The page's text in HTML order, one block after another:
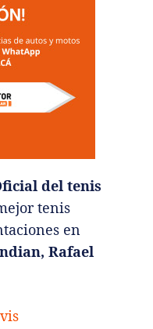
del tenis
tenis
en
Rafael